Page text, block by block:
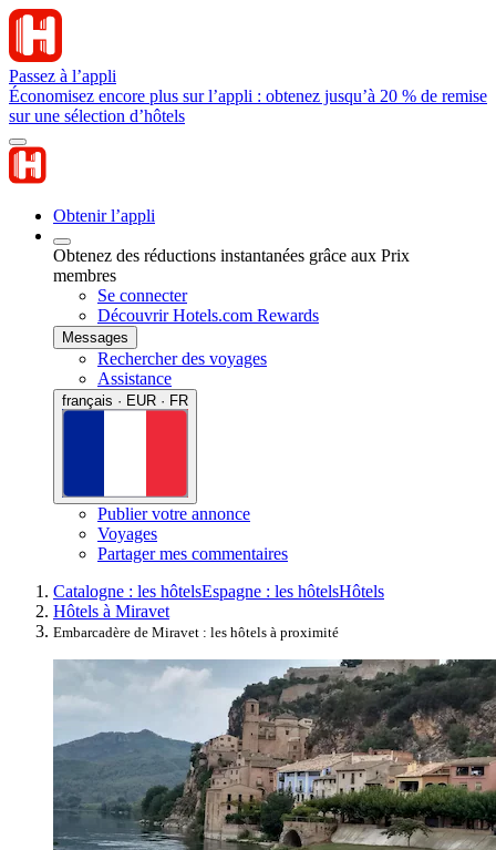
Passez à l’appli
Économisez encore plus sur l’appli : obtenez jusqu’à 20 % de remise
sur une sélection d’hôtels
Obtenir l’appli
Obtenez des réductions instantanées grâce aux Prix
membres
Se connecter
Découvrir Hotels.com Rewards
Messages
Rechercher des voyages
Assistance
français · EUR · FR
Publier votre annonce
Voyages
Partager mes commentaires
Catalogne : les hôtelsEspagne : les hôtelsHôtels
Hôtels à Miravet
Embarcadère de Miravet : les hôtels à proximité